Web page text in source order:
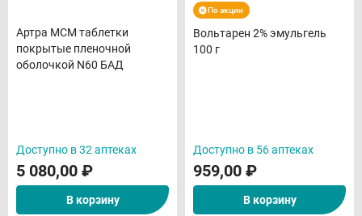
Артра МСМ таблетки
покрытые пленочной
оболочкой N60 БАД
Доступно в 32 аптеках
5 080,00 ₽
В корзину
По акции
Вольтарен 2% эмульгель
100 г
Доступно в 56 аптеках
959,00 ₽
В корзину